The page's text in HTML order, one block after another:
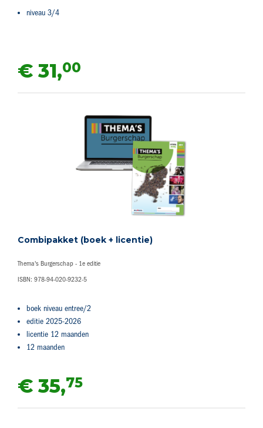
niveau 3/4
€ 31,00
Combipakket (boek + licentie)
Thema's Burgerschap - 1e editie
ISBN: 978-94-020-9232-5
boek niveau entree/2
editie 2025-2026
licentie 12 maanden
12 maanden
€ 35,75